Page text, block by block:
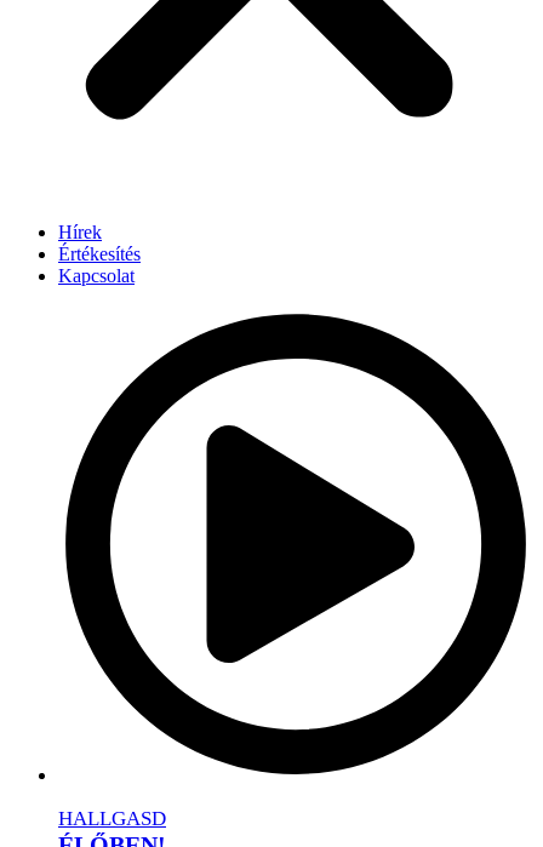
Hírek
Értékesítés
Kapcsolat
HALLGASD